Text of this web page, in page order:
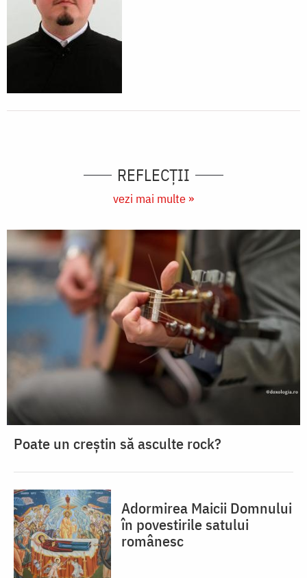
REFLECȚII
vezi mai multe »
Poate un creștin să asculte rock?
Adormirea Maicii Domnului
în povestirile satului
românesc